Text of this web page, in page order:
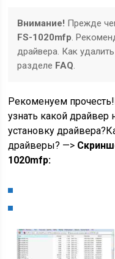
Внимание! Прежде
FS-1020mfp.
драйвера. Как
разделе FAQ.
Рекоменуем
узнать какой
установку
драйверы? —>
1020mfp: